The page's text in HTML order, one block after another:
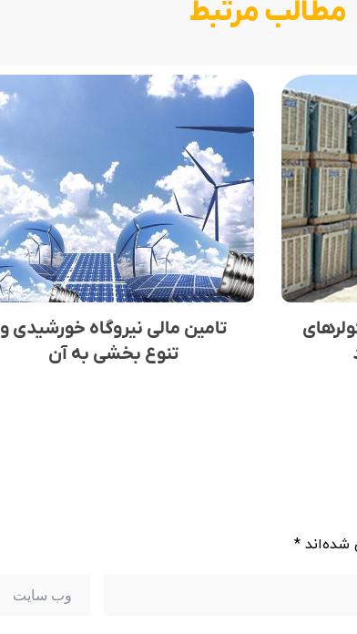
مطالب مرتبط
تامین مالی نیروگاه خورشیدی و
تنوع بخشی به آن
شده‌اند *